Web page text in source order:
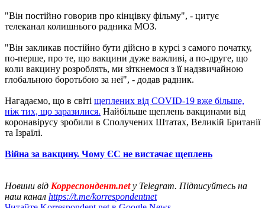
"Він постійно говорив про кінцівку фільму", - цитує
телеканал колишнього радника МОЗ.
"Він закликав постійно бути дійсно в курсі з самого початку,
по-перше, про те, що вакцини дуже важливі, а по-друге, що
коли вакцину розроблять, ми зіткнемося з її надзвичайною
глобальною боротьбою за неї", - додав радник.
Нагадаємо, що в світі щеплених від COVID-19 вже більше,
ніж тих, що заразилися. Найбільше щеплень вакцинами від
коронавірусу зробили в Сполучених Штатах, Великій Британії
та Ізраїлі.
Війна за вакцину. Чому ЄС не вистачає щеплень
Новини від Корреспондент.netу Telegram. Підписуйтесь на
наш канал https://t.me/korrespondentnet